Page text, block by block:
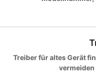
Treiber für altes Gerät
vermeiden